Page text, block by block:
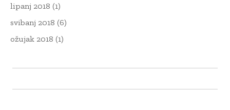
lipanj 2018 (1)
svibanj 2018 (6)
ožujak 2018 (1)